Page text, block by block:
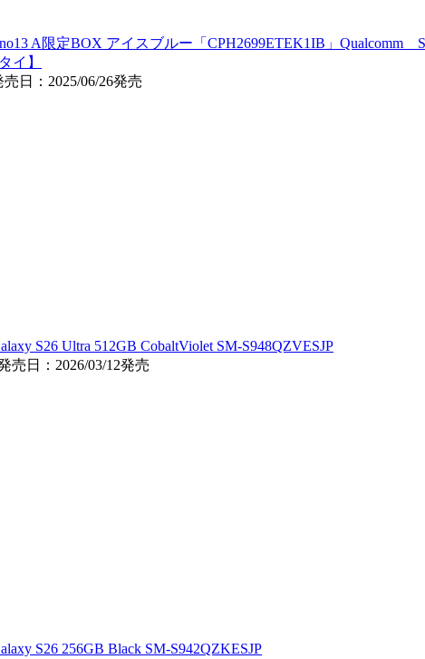
A限定BOX アイスブルー「CPH2699ETEK1IB」Qualcomm
イ】
売日：2025/06/26発売
S26 Ultra 512GB CobaltViolet SM-S948QZVESJP
売日：2026/03/12発売
S26 256GB Black SM-S942QZKESJP